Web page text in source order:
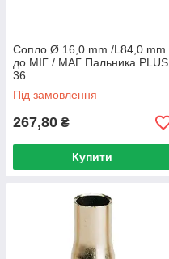
Сопло Ø 16,0 mm /L84,0 mm
до МІГ / МАГ Пальника PLUS
36
Під замовлення
267,80 ₴
Купити